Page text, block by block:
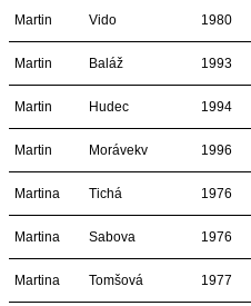
Martin Vido 1980
Martin Baláž 1993
Martin Hudec 1994
Martin Morávekv 1996
Martina Tichá 1976
Martina Sabova 1976
Martina Tomšová 1977